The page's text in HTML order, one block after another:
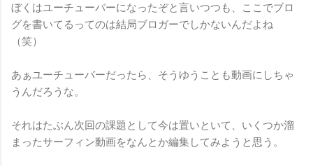
ぼくはユーチューバーになったぞと言いつつも、ここでブロ
グを書いてるってのは結局ブロガーでしかないんだよね
（笑）
あぁユーチューバーだったら、そうゆうことも動画にしちゃ
うんだろうな。
それはたぶん次回の課題として今は置いといて、いくつか溜
まったサーフィン動画をなんとか編集してみようと思う。